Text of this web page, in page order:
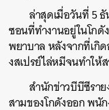
ล่าสุดเมื่อวันที่ 5
ซอนที่ทำงานอยู่ในโกดั
พยาบาล หลังจากที่เกิ
งสเปรย์ไล่หมีจนทำให้
สำนักข่าวบีบีซีรา
สามของโกดังออก พนั